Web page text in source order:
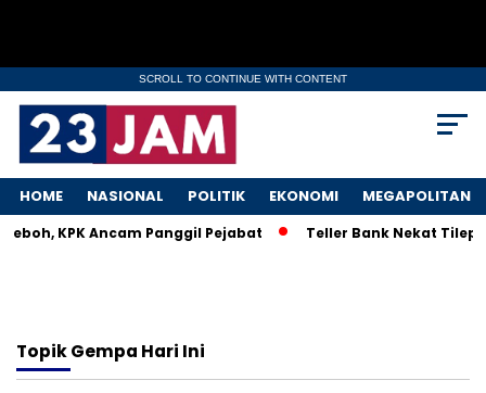
SCROLL TO CONTINUE WITH CONTENT
HOME NASIONAL POLITIK EKONOMI MEGAPOLITAN
KPK Ancam Panggil Pejabat Teller Bank Nekat Tilep
TopikGempa Hari Ini